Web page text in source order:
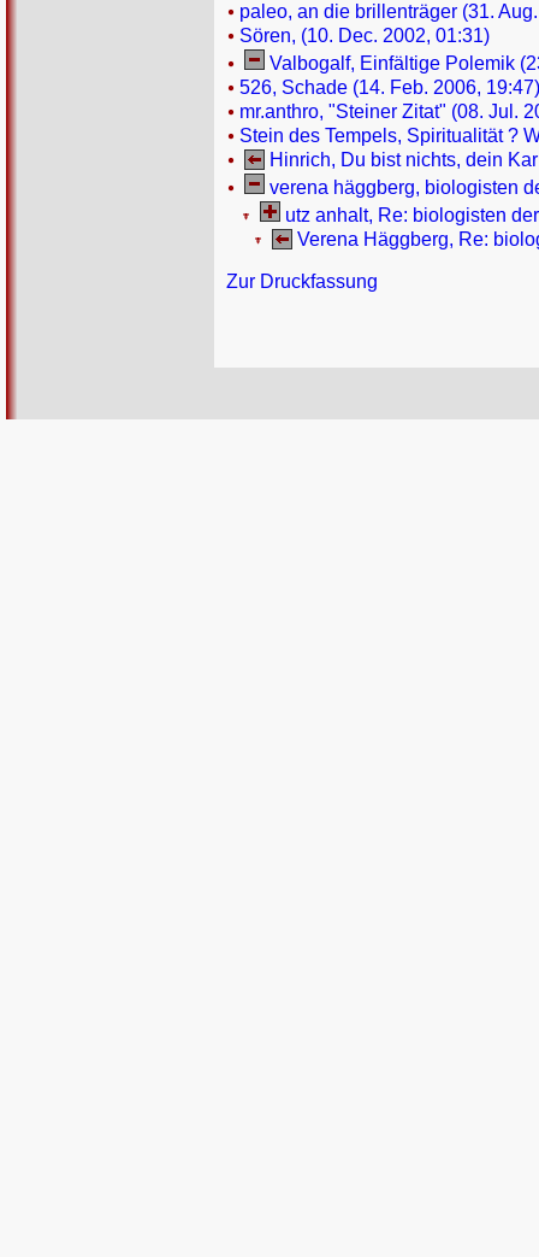
paleo, an die brillenträger (31.
Sören, (10. Dec. 2002, 01:31)
Valbogalf, Einfältige Polemik
526, Schade (14. Feb. 2006, 19:47)
mr.anthro, "Steiner Zitat" (08. Jul.
Stein des Tempels, Spiritualität ?
Hinrich, Du bist nichts, dein
verena häggberg, biologisten
utz anhalt, Re: biologisten
Verena Häggberg, Re:
Zur Druckfassung